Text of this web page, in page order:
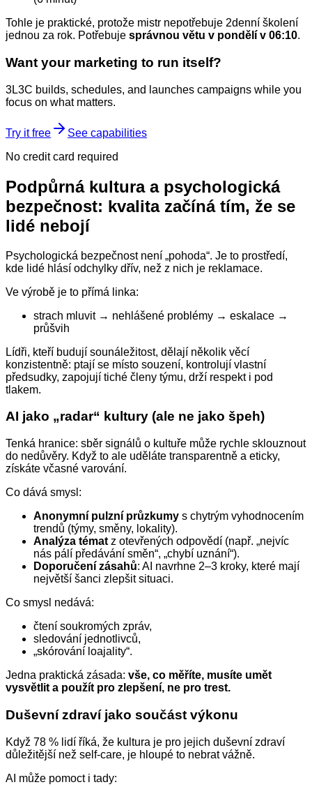
Tohle je praktické, protože mistr nepotřebuje 2denní školení
jednou za rok. Potřebuje správnou větu v pondělí v 06:10.
Want your marketing to run itself?
3L3C builds, schedules, and launches campaigns while you
focus on what matters.
Try it free
See capabilities
No credit card required
Podpůrná kultura a psychologická
bezpečnost: kvalita začíná tím, že se
lidé nebojí
Psychologická bezpečnost není „pohoda“. Je to prostředí,
kde lidé hlásí odchylky dřív, než z nich je reklamace.
Ve výrobě je to přímá linka:
strach mluvit → nehlášené problémy → eskalace →
průšvih
Lídři, kteří budují sounáležitost, dělají několik věcí
konzistentně: ptají se místo souzení, kontrolují vlastní
předsudky, zapojují tiché členy týmu, drží respekt i pod
tlakem.
AI jako „radar“ kultury (ale ne jako špeh)
Tenká hranice: sběr signálů o kultuře může rychle sklouznout
do nedůvěry. Když to ale uděláte transparentně a eticky,
získáte včasné varování.
Co dává smysl:
Anonymní pulzní průzkumy s chytrým vyhodnocením
trendů (týmy, směny, lokality).
Analýza témat z otevřených odpovědí (např. „nejvíc
nás pálí předávání směn“, „chybí uznání“).
Doporučení zásahů: AI navrhne 2–3 kroky, které mají
největší šanci zlepšit situaci.
Co smysl nedává:
čtení soukromých zpráv,
sledování jednotlivců,
„skórování loajality“.
Jedna praktická zásada: vše, co měříte, musíte umět
vysvětlit a použít pro zlepšení, ne pro trest.
Duševní zdraví jako součást výkonu
Když 78 % lidí říká, že kultura je pro jejich duševní zdraví
důležitější než self‑care, je hloupé to nebrat vážně.
AI může pomoct i tady: